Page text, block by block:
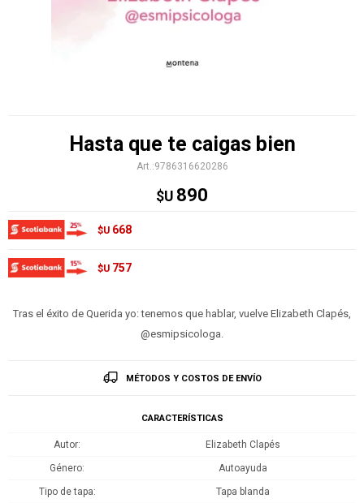
Hasta que te caigas bien
9786316620286
$U 890
$U 668
$U 757
Tras el éxito de Querida yo: tenemos que hablar, vuelve Elizabeth Clapés,
@esmipsicologa.
MÉTODOS Y COSTOS DE ENVÍO
CARACTERÍSTICAS
Autor Elizabeth Clapés
Género Autoayuda
Tipo de tapa Tapa blanda